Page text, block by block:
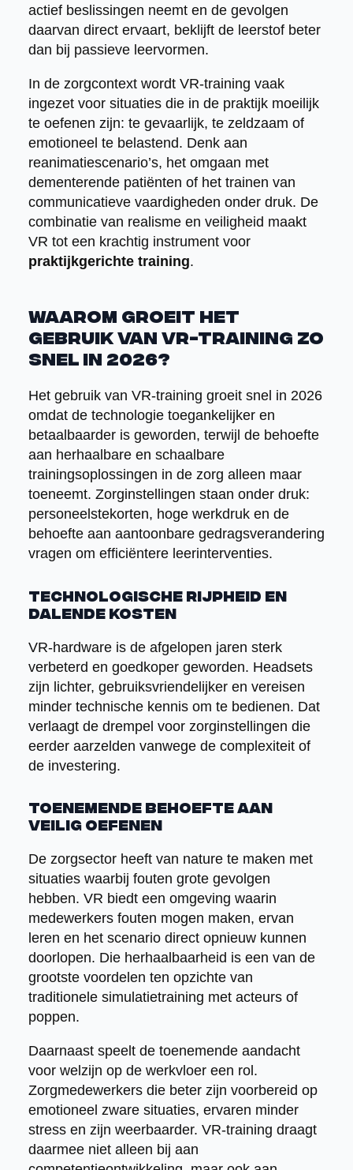
actief beslissingen neemt en de gevolgen
daarvan direct ervaart, beklijft de leerstof beter
dan bij passieve leervormen.
In de zorgcontext wordt VR-training vaak
ingezet voor situaties die in de praktijk moeilijk
te oefenen zijn: te gevaarlijk, te zeldzaam of
emotioneel te belastend. Denk aan
reanimatiescenario’s, het omgaan met
dementerende patiënten of het trainen van
communicatieve vaardigheden onder druk. De
combinatie van realisme en veiligheid maakt
VR tot een krachtig instrument voor
praktijkgerichte training.
Waarom groeit het
gebruik van VR-training zo
snel in 2026?
Het gebruik van VR-training groeit snel in 2026
omdat de technologie toegankelijker en
betaalbaarder is geworden, terwijl de behoefte
aan herhaalbare en schaalbare
trainingsoplossingen in de zorg alleen maar
toeneemt. Zorginstellingen staan onder druk:
personeelstekorten, hoge werkdruk en de
behoefte aan aantoonbare gedragsverandering
vragen om efficiëntere leerinterventies.
Technologische rijpheid en
dalende kosten
VR-hardware is de afgelopen jaren sterk
verbeterd en goedkoper geworden. Headsets
zijn lichter, gebruiksvriendelijker en vereisen
minder technische kennis om te bedienen. Dat
verlaagt de drempel voor zorginstellingen die
eerder aarzelden vanwege de complexiteit of
de investering.
Toenemende behoefte aan
veilig oefenen
De zorgsector heeft van nature te maken met
situaties waarbij fouten grote gevolgen
hebben. VR biedt een omgeving waarin
medewerkers fouten mogen maken, ervan
leren en het scenario direct opnieuw kunnen
doorlopen. Die herhaalbaarheid is een van de
grootste voordelen ten opzichte van
traditionele simulatietraining met acteurs of
poppen.
Daarnaast speelt de toenemende aandacht
voor welzijn op de werkvloer een rol.
Zorgmedewerkers die beter zijn voorbereid op
emotioneel zware situaties, ervaren minder
stress en zijn weerbaarder. VR-training draagt
daarmee niet alleen bij aan